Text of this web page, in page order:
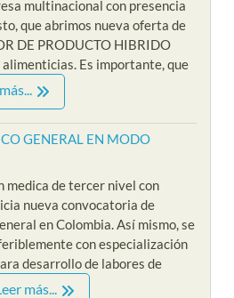
multinacional con presencia
que abrimos nueva oferta de
DE PRODUCTO HIBRIDO
alimenticias. Es importante, que
GENERAL EN MODO
de tercer nivel con
nueva convocatoria de
en Colombia. Así mismo, se
con especialización
desarrollo de labores de
más...